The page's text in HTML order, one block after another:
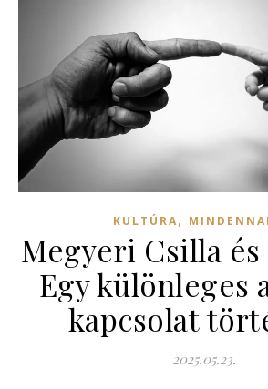
KULTÚRA,
Megyeri Csilla
Egy különleges
kapcsolat
2025.05.23.